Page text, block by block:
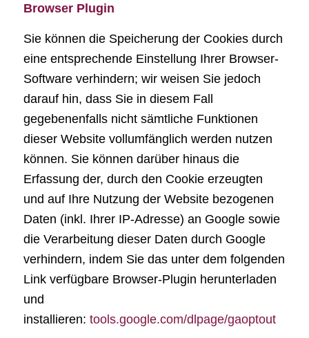
Browser Plugin
Sie können die Speicherung der Cookies durch
eine entsprechende Einstellung Ihrer Browser-
Software verhindern; wir weisen Sie jedoch
darauf hin, dass Sie in diesem Fall
gegebenenfalls nicht sämtliche Funktionen
dieser Website vollumfänglich werden nutzen
können. Sie können darüber hinaus die
Erfassung der, durch den Cookie erzeugten
und auf Ihre Nutzung der Website bezogenen
Daten (inkl. Ihrer IP-Adresse) an Google sowie
die Verarbeitung dieser Daten durch Google
verhindern, indem Sie das unter dem folgenden
Link verfügbare Browser-Plugin herunterladen
und
installieren: tools.google.com/dlpage/gaoptout